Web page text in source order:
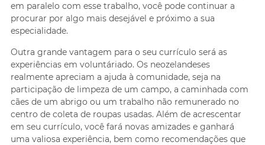
em paralelo com esse trabalho, você pode continuar a
procurar por algo mais desejável e próximo a sua
especialidade.
Outra grande vantagem para o seu currículo será as
experiências em voluntáriado. Os neozelandeses
realmente apreciam a ajuda à comunidade, seja na
participação de limpeza de um campo, a caminhada com
cães de um abrigo ou um trabalho não remunerado no
centro de coleta de roupas usadas. Além de acrescentar
em seu currículo, você fará novas amizades e ganhará
uma valiosa experiência, bem como recomendações que